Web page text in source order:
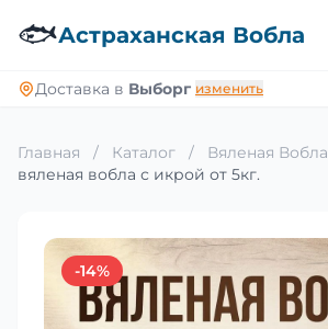
🐟Астраханская Вобла
Доставка в Выборг изменить
Главная / Каталог / Вяленая Вобла
вяленая вобла с икрой от 5кг.
-14%